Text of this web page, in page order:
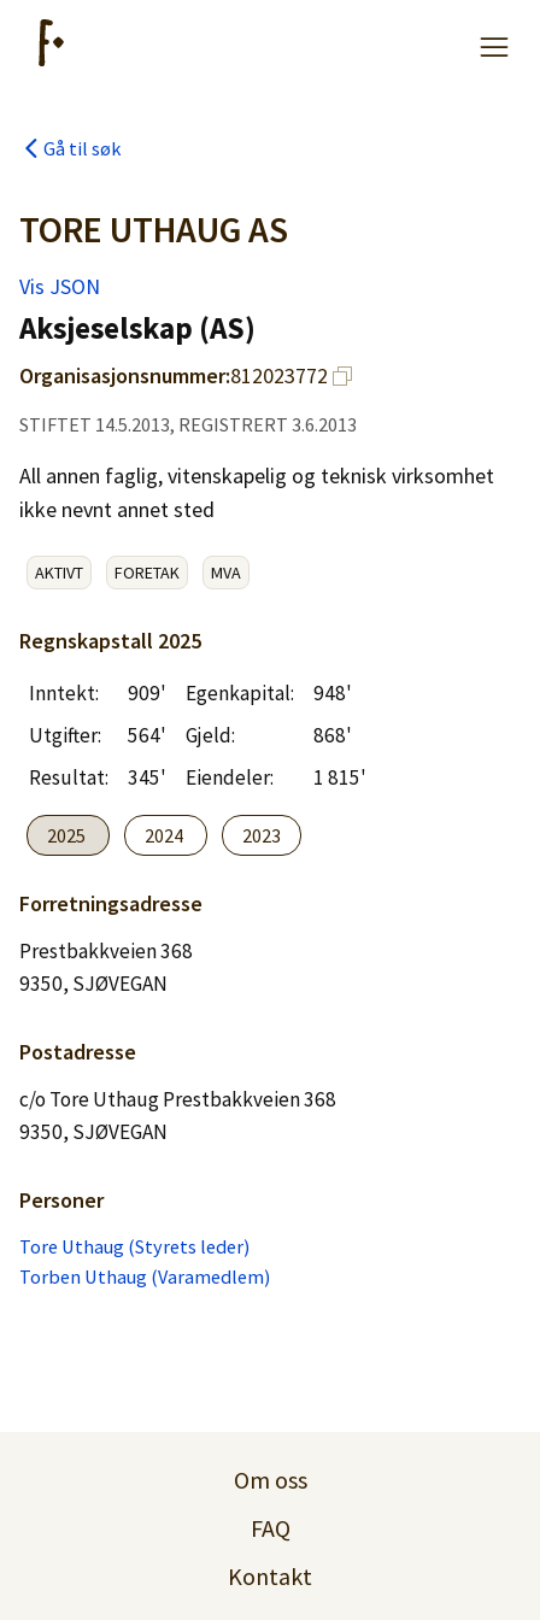
Kjøpe lister
Priser
Logg inn
Lag konto
Gå til søk
TORE UTHAUG AS
Vis JSON
Aksjeselskap (AS)
Organisasjonsnummer:812023772
STIFTET 14.5.2013, REGISTRERT 3.6.2013
All annen faglig, vitenskapelig og teknisk virksomhet
ikke nevnt annet sted
AKTIVT FORETAK MVA
Regnskapstall 2025
Inntekt: 909' Egenkapital:
948'
Utgifter:
564' Gjeld:
868'
Resultat:
345' Eiendeler: 1 815'
2025 2024 2023
Forretningsadresse
Prestbakkveien 368
9350, SJØVEGAN
Postadresse
c/o Tore Uthaug Prestbakkveien 368
9350, SJØVEGAN
Personer
Tore Uthaug (Styrets leder)
Torben Uthaug (Varamedlem)
Om oss
FAQ
Kontakt